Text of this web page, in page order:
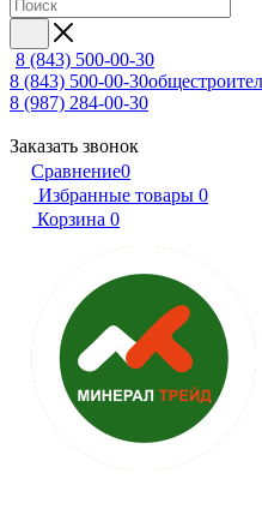
8 (843) 500-00-30
8 (843) 500-00-30
8 (987) 284-00-30
Заказать звонок
Сравнение0
Избранные товары 0
Корзина 0